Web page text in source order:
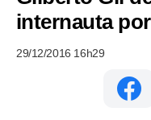
internauta
29/12/2016 16h29